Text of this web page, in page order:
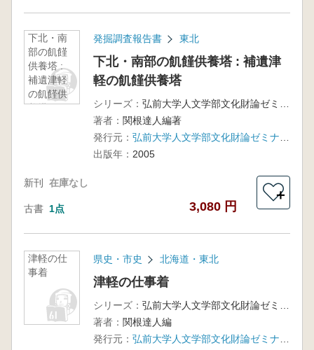
下北・南
部の飢饉
供養塔 :
補遺津軽
の飢饉供
養塔
発掘調査報告書 東北
下北・南部の飢饉供養塔 : 補遺津
軽の飢饉供養塔
シリーズ：
著者： 関根達人編著
発行元：
出版年： 2005
新刊 在庫なし
古書 1点 3,080 円
＋
津軽の仕
事着
県史・市史 北海道・東北
津軽の仕事着
シリーズ：
著者： 関根達人編
発行元：